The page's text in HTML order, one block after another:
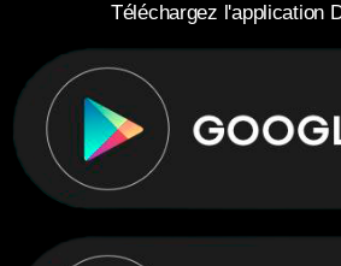
Téléchargez l'application